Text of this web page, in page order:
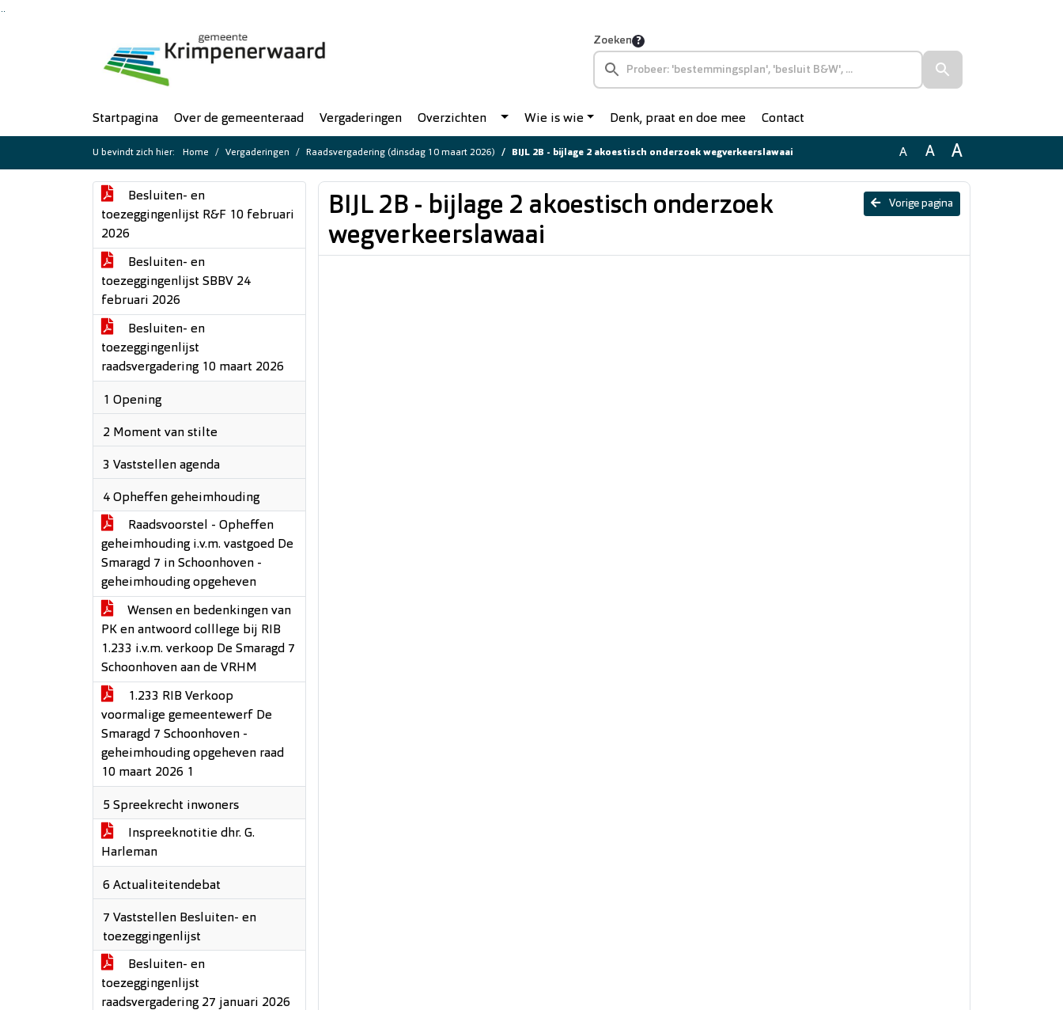
Zoeken
Startpagina Over de gemeenteraad Vergaderingen Overzichten Wie is wie Denk, praat en doe mee Contact
U bevindt zich hier: Home Vergaderingen Raadsvergadering (dinsdag 10 maart 2026) BIJL 2B - bijlage 2 akoestisch onderzoek wegverkeerslawaai A A A
Besluiten- en
toezeggingenlijst R&F 10 februari
2026
Besluiten- en
toezeggingenlijst SBBV 24
februari 2026
Besluiten- en
toezeggingenlijst
raadsvergadering 10 maart 2026
1 Opening
2 Moment van stilte
3 Vaststellen agenda
4 Opheffen geheimhouding
Raadsvoorstel - Opheffen
geheimhouding i.v.m. vastgoed De
Smaragd 7 in Schoonhoven -
geheimhouding opgeheven
Wensen en bedenkingen van
PK en antwoord colllege bij RIB
1.233 i.v.m. verkoop De Smaragd 7
Schoonhoven aan de VRHM
1.233 RIB Verkoop
voormalige gemeentewerf De
Smaragd 7 Schoonhoven -
geheimhouding opgeheven raad
10 maart 2026 1
5 Spreekrecht inwoners
Inspreeknotitie dhr. G.
Harleman
6 Actualiteitendebat
7 Vaststellen Besluiten- en
toezeggingenlijst
Besluiten- en
toezeggingenlijst
raadsvergadering 27 januari 2026
Vorige pagina
BIJL 2B - bijlage 2 akoestisch onderzoek
wegverkeerslawaai